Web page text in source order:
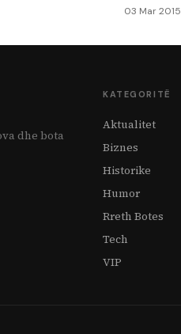
03 Mar 2015
dhe bota
KATEGORITË
Aktualitet
Biznes
Historike
Humor
Rreth Botes
Tech
VIP